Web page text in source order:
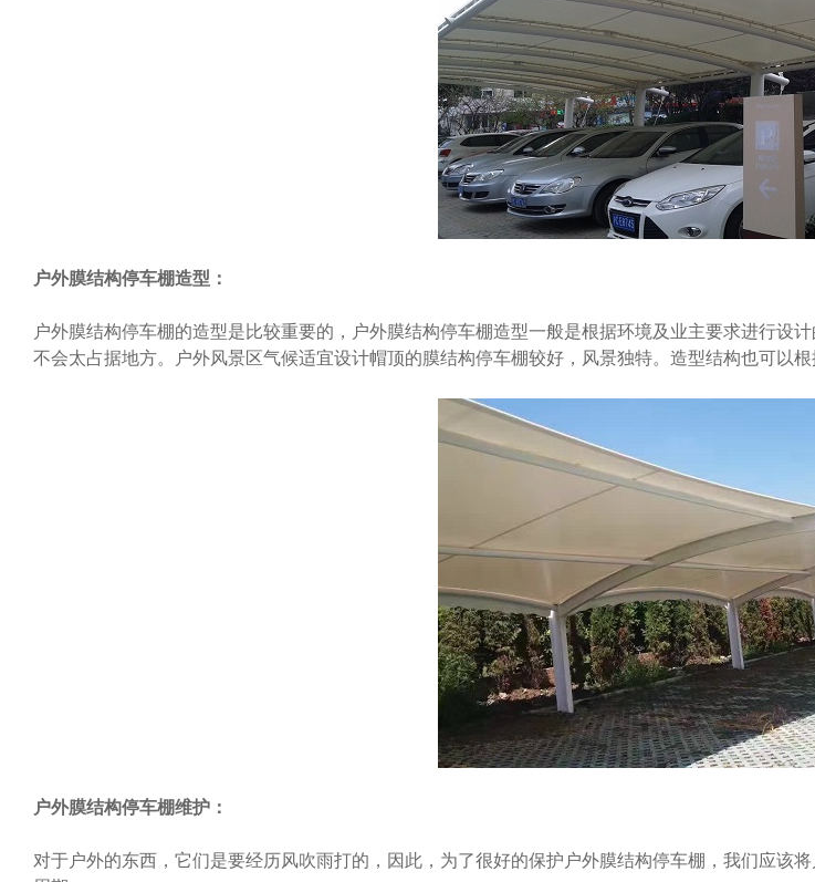
户外膜结构停车棚造型：
户外膜结构停车棚的造型是比较重要的，户外膜结构停车棚造型一般是根据环境及业主要求进行设
不会太占据地方。户外风景区气候适宜设计帽顶的膜结构停车棚较好，风景独特。造型结构也可以根
户外膜结构停车棚维护：
对于户外的东西，它们是要经历风吹雨打的，因此，为了很好的保护户外膜结构停车棚，我们应该